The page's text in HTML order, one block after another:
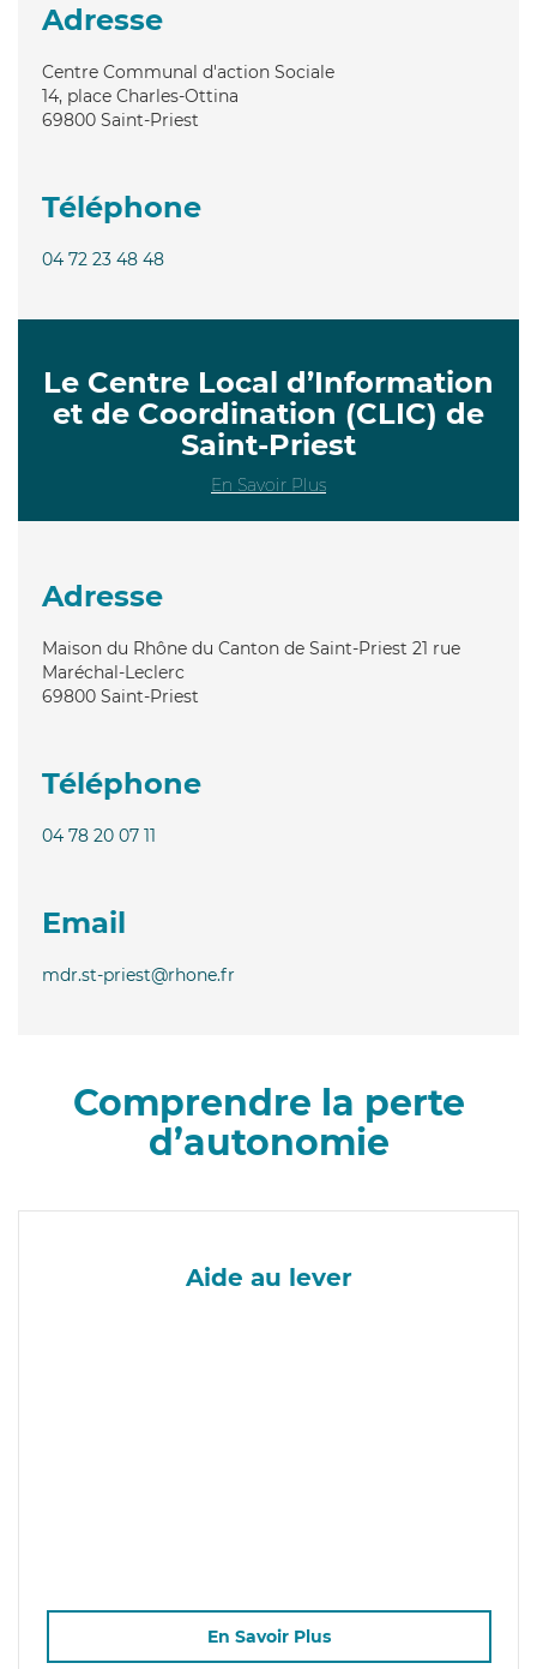
Adresse
Centre Communal d'action Sociale
14, place Charles-Ottina
69800 Saint-Priest
Téléphone
04 72 23 48 48
Le Centre Local d’Information
et de Coordination (CLIC) de
Saint-Priest
En Savoir Plus
Adresse
Maison du Rhône du Canton de Saint-Priest 21 rue
Maréchal-Leclerc
69800 Saint-Priest
Téléphone
04 78 20 07 11
Email
mdr.st-priest@rhone.fr
Comprendre la perte
d’autonomie
Aide au lever
En Savoir Plus